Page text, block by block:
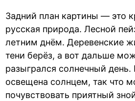
Задний план картины — это
русская природа. Лесной
летним днём. Деревенские
тени берёз, а вот дальше
разыгрался солнечный день.
освещена солнцем, так что
почувствовать приятный